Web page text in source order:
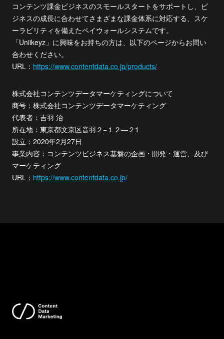
コンテンツ課金ビジネスのスモールスタートをサポートし、ビ
ジネスの成長に合わせてさまざまな課金体系に対応する、スケ
ーラビリティを備えたペイウォールシステムです。
「Uniikeyz」に興味をお持ちの方は、以下のページからお問い
合わせください。
URL： https://www.contentdata.co.jp/products/
株式会社コンテンツデータマーケティングについて
商号：株式会社コンテンツデータマーケティング
代表者：吉羽 治
所在地：東京都文京区音羽２−１２―２1
設立：2020年2月27日
事業内容：コンテンツビジネス基盤の企画・開発・運営、及び
マーケティング
URL： https://www.contentdata.co.jp/